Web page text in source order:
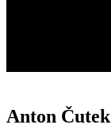
Anton Čutek